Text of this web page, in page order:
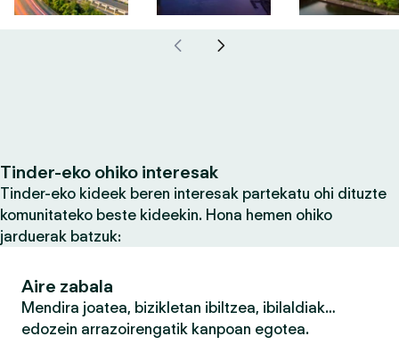
Tinder-eko ohiko interesak
Tinder-eko kideek beren interesak partekatu ohi dituzte
komunitateko beste kideekin. Hona hemen ohiko
jarduerak batzuk:
Aire zabala
Mendira joatea, bizikletan ibiltzea, ibilaldiak…
edozein arrazoirengatik kanpoan egotea.